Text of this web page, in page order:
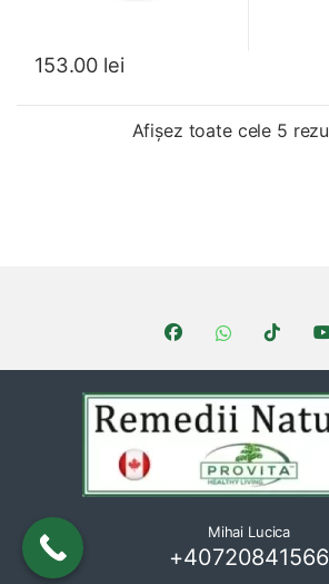
153.00 lei
Acest produs are mai multe
Afișez toate cele 5
Mihai Lucica
+40720841566